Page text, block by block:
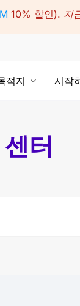
10% 할인). 지
적지 시작
터